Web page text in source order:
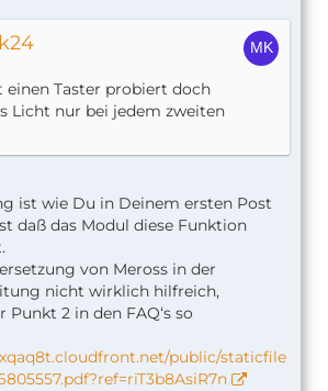
einen Taster probiert doch
Licht nur bei jedem zweiten
ist wie Du in Deinem ersten Post
daß das Modul diese Funktion
von Meross in der
nicht wirklich hilfreich,
Punkt 2 in den FAQ‘s so
public/staticfile